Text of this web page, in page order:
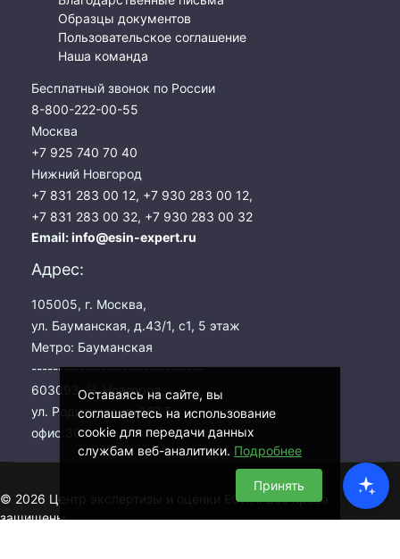
Оставаясь на сайте, вы
соглашаетесь на использование
cookie для передачи данных
службам веб-аналитики. Подробнее
Принять
Образцы документов
Пользовательское соглашение
Наша команда
Бесплатный звонок по России
8-800-222-00-55
Москва
+7 925 740 70 40
Нижний Новгород
+7 831 283 00 12, +7 930 283 00 12,
+7 831 283 00 32, +7 930 283 00 32
Email:info@esin-expert.ru
Адрес:
105005, г. Москва,
ул. Бауманская, д.43/1, с1, 5 этаж
Метро: Бауманская
--------------------------------
603093, Н. Новгород,
ул. Родионова, д. 167 Б,
офис 303
© 2026 Центр экспертизы и оценки ЕСИН. Все права
защищены.